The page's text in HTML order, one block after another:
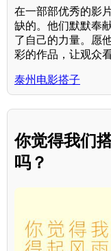
在一部部优秀的影
缺的。他们默默奉
了自己的力量。愿
彩的作品，让观众
泰州电影搭子
你觉得我们
吗？